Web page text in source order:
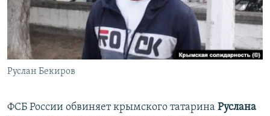
ПОБЕДИТЕЛЕЙ НЕ СУДЯТ?
КРЫМ.НЕПОКОРЕННЫЙ
ELIFBE
УКРАИНСКАЯ ПРОБЛЕМА КРЫМА
ПРИСОЕДИНЯЙТЕСЬ!
Руслан Бекиров
ФСБ России обвиняет крымского татарина Руслана